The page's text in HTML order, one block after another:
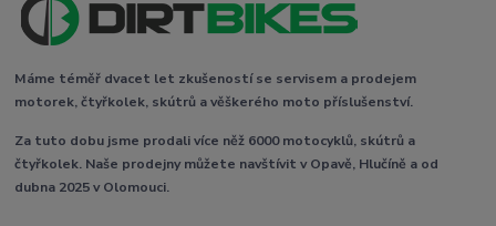
Máme téměř dvacet let zkušeností se servisem a prodejem
motorek, čtyřkolek, skútrů a věškerého moto příslušenství.
Za tuto dobu jsme prodali více něž 6000 motocyklů, skútrů a
čtyřkolek. Naše prodejny můžete navštívit v Opavě, Hlučíně a od
dubna 2025 v Olomouci.